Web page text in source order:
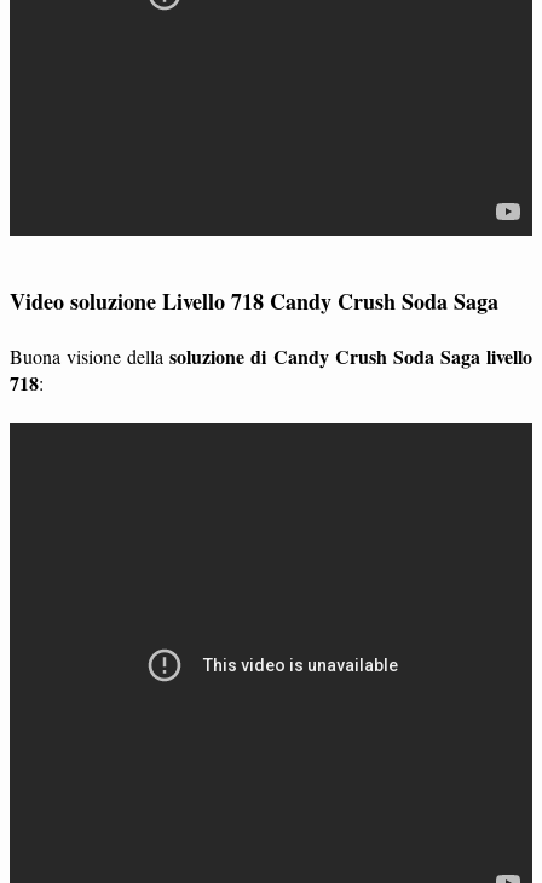
Video soluzione Livello 718 Candy Crush Soda Saga
Buona visione dellasoluzione di Candy Crush Soda Saga livello
718: